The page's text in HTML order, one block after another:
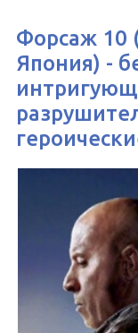
Форсаж 10
Япония) -